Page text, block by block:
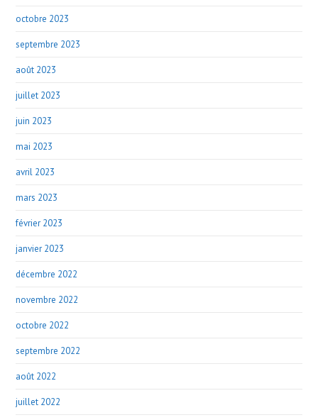
octobre 2023
septembre 2023
août 2023
juillet 2023
juin 2023
mai 2023
avril 2023
mars 2023
février 2023
janvier 2023
décembre 2022
novembre 2022
octobre 2022
septembre 2022
août 2022
juillet 2022